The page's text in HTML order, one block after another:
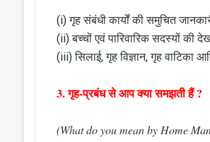
(i) गृह संबंधी कार्यों की समुचित
(ii) बच्चों एवं पारिवारिक सदस्यों की
(iii) सिलाई, गृह विज्ञान, गृह वाटिका
3. गृह-प्रबंध से आप क्या समझती हैं ?
(What do you mean by Home